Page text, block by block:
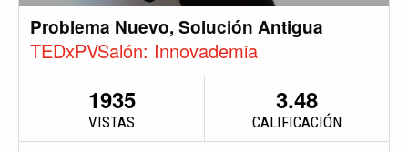
Problema Nuevo, Solución Antigua
TEDxPVSalón: Innovademia
1935
VISTAS
3.48
CALIFICACIÓN